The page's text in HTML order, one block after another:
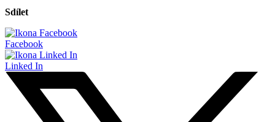
Sdílet
Facebook
Linked In